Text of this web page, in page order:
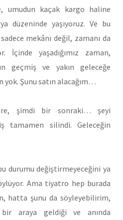
umudun kaçak kargo haline
düzeninde yaşıyoruz. Ve bu
mekânı değil, zamanı da
İçinde yaşadığımız zaman,
geçmiş ve yakın geleceğe
yok. Şunu satın alacağım…
şimdi bir sonraki… şeyi
tamamen silindi. Geleceğin
durumu değiştirmeyeceğini ya
Ama tiyatro hep burada
hatta şunu da söyleyebilirim,
bir araya geldiği ve anında